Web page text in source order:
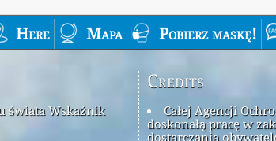
Here Mapa Pobierz maskę!
świata Wskaźnik
Credits
Całej Agencji
doskonałą pracę w
dostarczania